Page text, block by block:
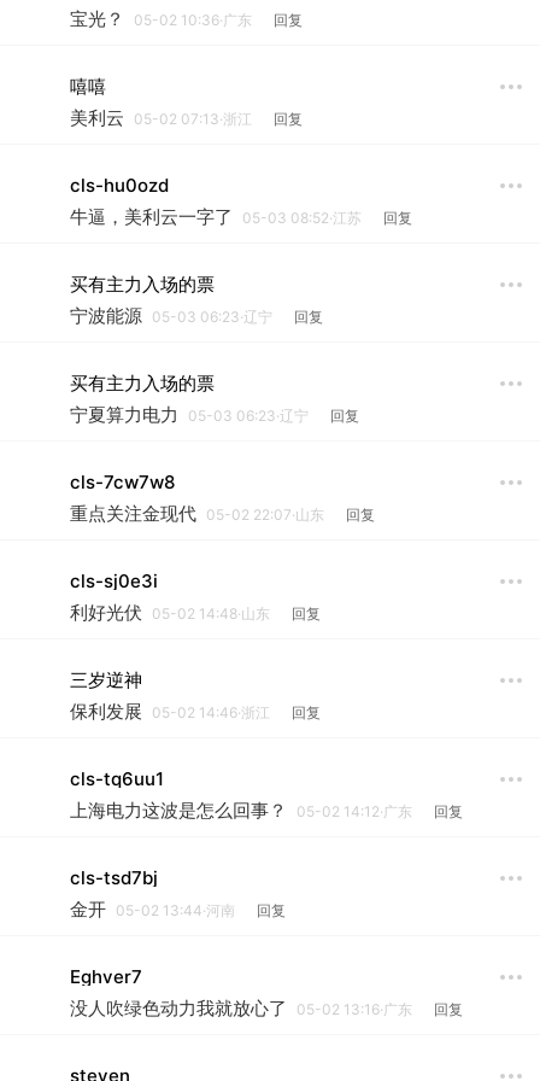
宝光？
05-02 10:36·广东 回复
嘻嘻
美利云
05-02 07:13·浙江 回复
cls-hu0ozd
牛逼，美利云一字了
05-03 08:52·江苏 回复
买有主力入场的票
宁波能源 05-03 06:23·辽宁 回复
买有主力入场的票
宁夏算力电力
05-03 06:23·辽宁 回复
cls-7cw7w8
重点关注金现代 05-02 22:07·山东 回复
cls-sj0e3i
利好光伏
05-02 14:48·山东 回复
三岁逆神
保利发展
05-02 14:46·浙江 回复
cls-tq6uu1
上海电力这波是怎么回事？
05-02 14:12·广东 回复
cls-tsd7bj
金开 05-02 13:44·河南 回复
Eghver7
没人吹绿色动力我就放心了
05-02 13:16·广东 回复
steven